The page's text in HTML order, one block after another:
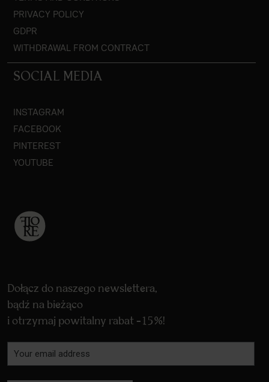
PRIVACY POLICY
GDPR
WITHDRAWAL FROM CONTRACT
SOCIAL MEDIA
INSTAGRAM
FACEBOOK
PINTEREST
YOUTUBE
Dołącz do naszego newslettera,
bądź na bieżąco
i otrzymaj powitalny rabat -15%!